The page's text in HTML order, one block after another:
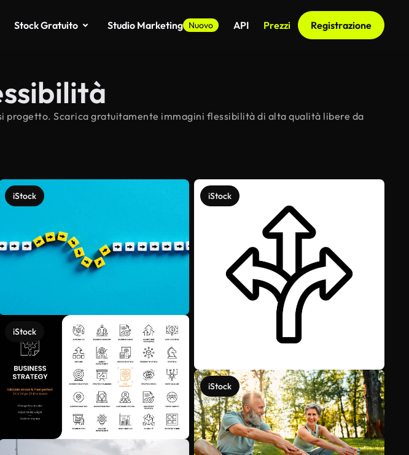
Stock Gratuito Studio Marketing Nuovo API Prezzi Registrazione
progetto. Scarica gratuitamente immagini flessibilità di alta qualità libere da
iStock
iStock
iStock
iStock